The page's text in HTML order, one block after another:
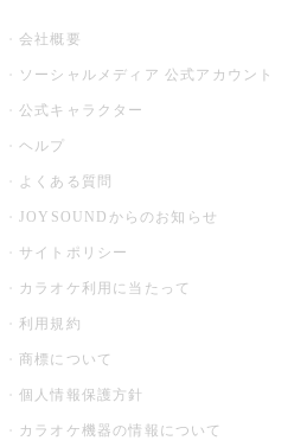
会社概要
ソーシャルメディア 公式アカウント
公式キャラクター
ヘルプ
よくある質問
JOYSOUNDからのお知らせ
サイトポリシー
カラオケ利用に当たって
利用規約
商標について
個人情報保護方針
カラオケ機器の情報について